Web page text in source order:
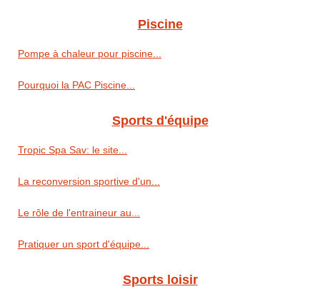
Piscine
Pompe à chaleur pour piscine...
Pourquoi la PAC Piscine...
Sports d'équipe
Tropic Spa Sav: le site...
La reconversion sportive d'un...
Le rôle de l'entraineur au...
Pratiquer un sport d'équipe...
Sports loisir